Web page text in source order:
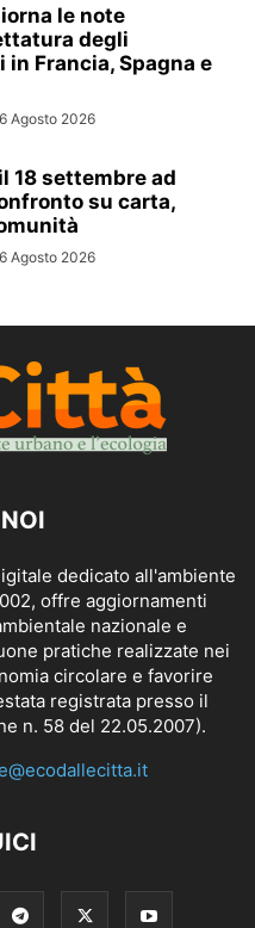
le note
degli
in Francia, Spagna e
6 Agosto 2026
18 settembre ad
su carta,
6 Agosto 2026
dedicato all'ambiente
offre aggiornamenti
nazionale e
pratiche realizzate nei
circolare e favorire
registrata presso il
n. 58 del 22.05.2007).